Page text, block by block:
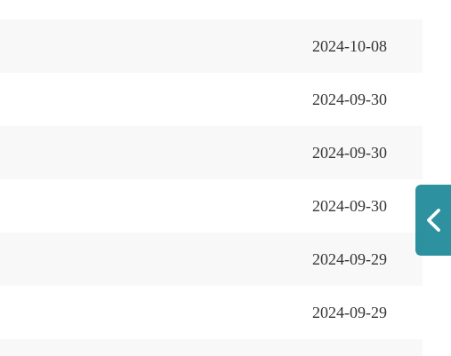
2024-10-08
2024-09-30
2024-09-30
2024-09-30
2024-09-29
2024-09-29